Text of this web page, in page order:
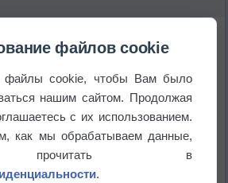
построит маршрут через тень
начала замерзать
обнаружены морские волны тепла
файлов cookie
файлы cookie, чтобы Вам было
нашим сайтом. Продолжая
с их использованием.
как мы обрабатываем данные,
прочитать в
.